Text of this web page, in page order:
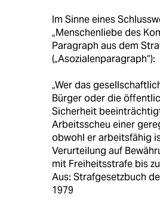
Im Sinne eines
„Menschenliebe des
Paragraph aus dem
(„Asozialenparagraph“):
„Wer das
Bürger oder die
Sicherheit
Arbeitsscheu einer
obwohl er arbeitsfähig
Verurteilung auf
mit Freiheitsstrafe bis
Aus: Strafgesetzbuch
1979